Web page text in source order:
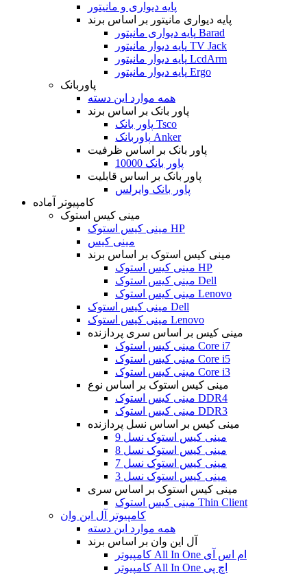
پایه دیواری و مانیتور
پایه دیواری مانیتور بر اساس برند
پایه دیواری مانیتور Barad
پایه دیوار مانیتور TV Jack
پایه دیوار مانیتور LcdArm
پایه دیوار مانیتور Ergo
پاوربانک
همه موارد این دسته
پاور بانک بر اساس برند
پاور بانک Tsco
پاوربانک Anker
پاور بانک بر اساس ظرفیت
پاور بانک 10000
پاور بانک بر اساس قابلیت
پاور بانک وایرلس
کامپیوتر آماده
مینی کیس استوک
مینی کیس استوک HP
مینی کیس
مینی کیس استوک بر اساس برند
مینی کیس استوک HP
مینی کیس استوک Dell
مینی کیس استوک Lenovo
مینی کیس استوک Dell
مینی کیس استوک Lenovo
مینی کیس بر اساس سری پردازنده
مینی کیس استوک Core i7
مینی کیس استوک Core i5
مینی کیس استوک Core i3
مینی کیس استوک بر اساس نوع
مینی کیس استوک DDR4
مینی کیس استوک DDR3
مینی کیس بر اساس نسل پردازنده
مینی کیس استوک نسل 9
مینی کیس استوک نسل 8
مینی کیس استوک نسل 7
مینی کیس استوک نسل 3
مینی کیس استوک بر اساس سری
مینی کیس استوک Thin Client
کامپیوتر آل این وان
همه موارد این دسته
آل این وان بر اساس برند
کامپیوتر All In One ام اس آی
کامپیوتر All In One اچ پی